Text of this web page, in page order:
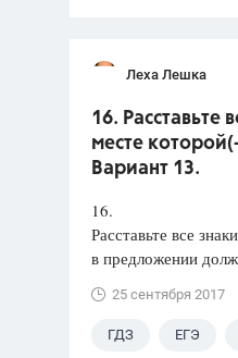
Леха Лешка
16.
месте
Вариант 13.
16.
Расставьте все
в предложении
25 сентября 2017
ГДЗ ЕГЭ